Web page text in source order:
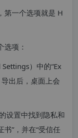
第一个选项就是 H
项：
）中的“Ex
出后，桌面上会
设置中找到隐私和
书”，并在“受信任